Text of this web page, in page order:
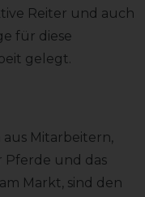
Reiter und auch
für diese
gelegt.
aus Mitarbeitern,
Pferde und das
Markt, sind den